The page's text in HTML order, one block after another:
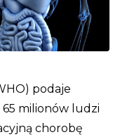
podaje
milionów ludzi
chorobę